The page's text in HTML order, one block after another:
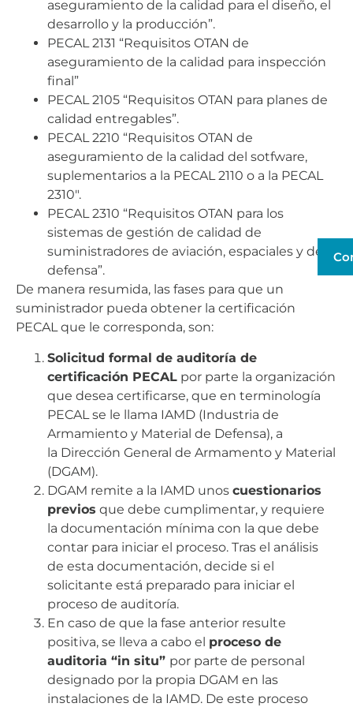
aseguramiento de la calidad para el diseño, el
desarrollo y la producción”.
PECAL 2131 “Requisitos OTAN de
aseguramiento de la calidad para inspección
final”
PECAL 2105 “Requisitos OTAN para planes de
calidad entregables”.
PECAL 2210 “Requisitos OTAN de
aseguramiento de la calidad del sotfware,
suplementarios a la PECAL 2110 o a la PECAL
2310″.
PECAL 2310 “Requisitos OTAN para los
sistemas de gestión de calidad de
suministradores de aviación, espaciales y de
defensa”.
De manera resumida, las fases para que un
suministrador pueda obtener la certificación
PECAL que le corresponda, son:
Solicitud formal de auditoría de
certificación PECAL por parte la organización
que desea certificarse, que en terminología
PECAL se le llama IAMD (Industria de
Armamiento y Material de Defensa), a
la Dirección General de Armamento y Material
(DGAM).
DGAM remite a la IAMD unos cuestionarios
previos que debe cumplimentar, y requiere
la documentación mínima con la que debe
contar para iniciar el proceso. Tras el análisis
de esta documentación, decide si el
solicitante está preparado para iniciar el
proceso de auditoría.
En caso de que la fase anterior resulte
positiva, se lleva a cabo el proceso de
auditoria “in situ” por parte de personal
designado por la propia DGAM en las
instalaciones de la IAMD. De este proceso